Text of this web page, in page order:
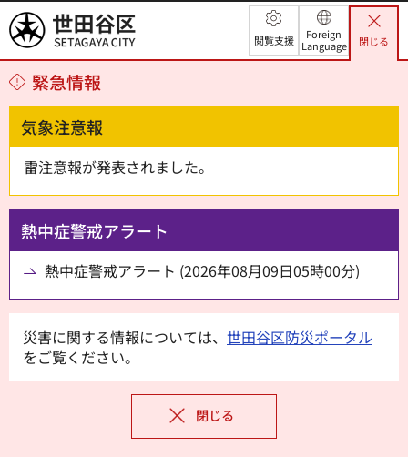
世田谷区 閲覧支援
Foreign
Language
閉じる
緊急情報
気象注意報
雷注意報が発表されました。
熱中症警戒アラート
熱中症警戒アラート (2026年08月09日05時00分)
災害に関する情報については、 世田谷区防災ポータル
をご覧ください。
閉じる